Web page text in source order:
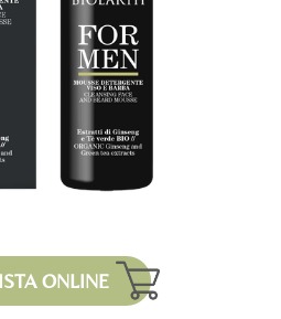
ONLINE